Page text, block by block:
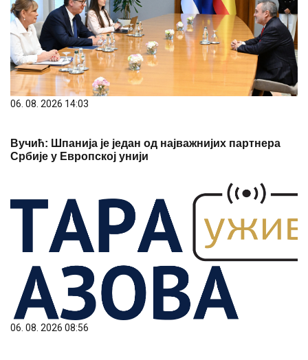
06. 08. 2026 14:03
Вучић: Шпанија је један од најважнијих партнера
Србије у Европској унији
06. 08. 2026 08:56